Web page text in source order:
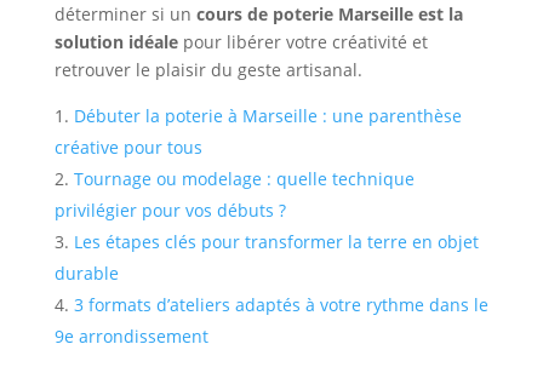
déterminer si un cours de poterie Marseille est la
solution idéalepour libérer votre créativité et
retrouver le plaisir du geste artisanal.
Débuter la poterie à Marseille : une parenthèse
créative pour tous
Tournage ou modelage : quelle technique
privilégier pour vos débuts ?
Les étapes clés pour transformer la terre en objet
durable
3 formats d’ateliers adaptés à votre rythme dans le
9e arrondissement